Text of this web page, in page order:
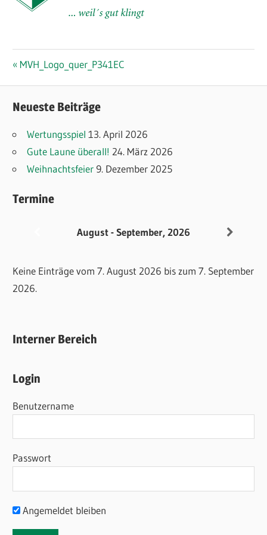
Beitragsnavigation
Vorheriger
MVH_Logo_quer_P341EC
Neueste Beiträge
Wertungsspiel 13. April 2026
Gute Laune überall! 24. März 2026
Weihnachtsfeier 9. Dezember 2025
Termine
August - September, 2026
Keine Einträge vom 7. August 2026 bis zum 7. September
2026.
Interner Bereich
Login
Benutzername
Passwort
Angemeldet bleiben